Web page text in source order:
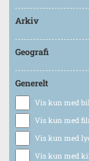
Arkiv
Geografi
Generelt
Vis kun med
Vis kun med
Vis kun med
Vis kun med